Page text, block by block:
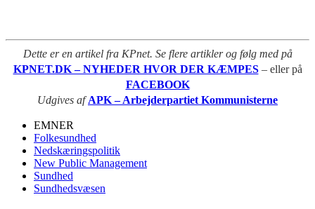
Dette er en artikel fra KPnet. Se flere artikler og følg med på
KPNET.DK – NYHEDER HVOR DER KÆMPES – eller på
FACEBOOK
Udgives afAPK – Arbejderpartiet Kommunisterne
EMNER
Folkesundhed
Nedskæringspolitik
New Public Management
Sundhed
Sundhedsvæsen